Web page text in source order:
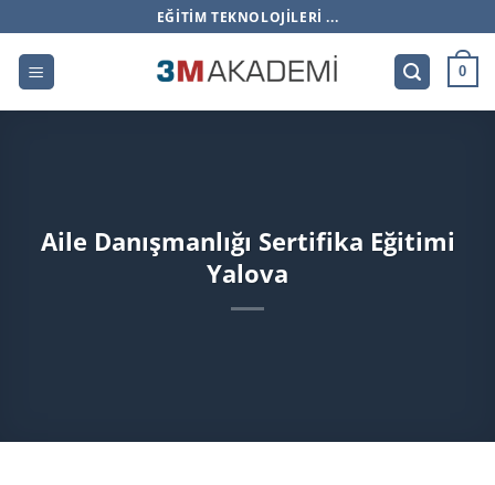
atla
EĞITIM TEKNOLOJILERI ...
0
Aile Danışmanlığı Sertifika Eğitimi
Yalova